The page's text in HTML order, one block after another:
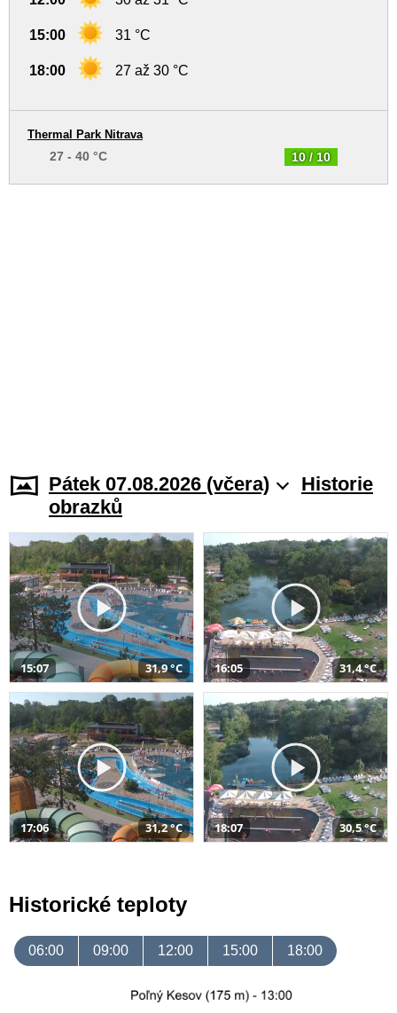
15:00 31 °C
18:00 27 až 30 °C
10 / 10
Thermal Park Nitrava
27 - 40 °C
Pátek 07.08.2026 (včera)
Historie
obrazků
15:07 31,9 °C 16:05 31,4 °C
17:06 31,2 °C 18:07 30,5 °C
Historické teploty
06:00 09:00 12:00 15:00 18:00